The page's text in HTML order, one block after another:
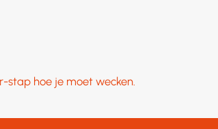
stap hoe je moet wecken.